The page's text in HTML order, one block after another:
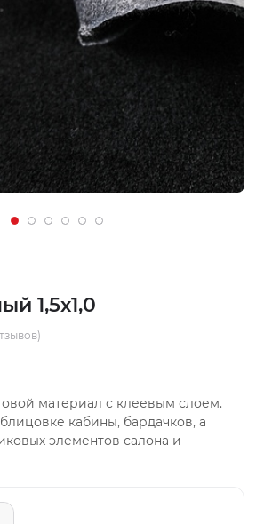
1,5х1,0
материал с клеевым слоем.
кабины, бардачков, а
элементов салона и